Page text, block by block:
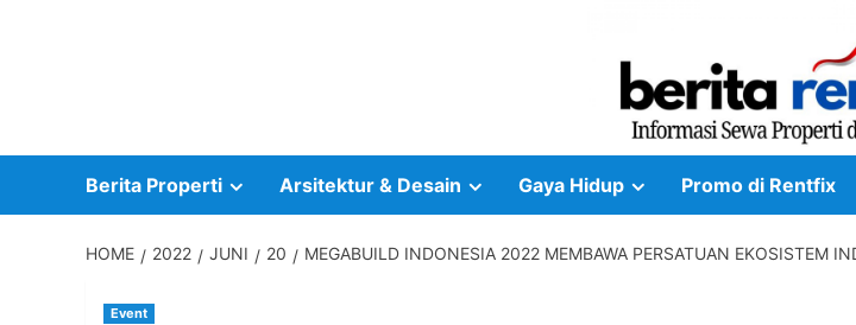
Berita Properti Arsitektur & Desain Gaya Hidup Promo di Rentfix
HOME 2022 JUNI 20 MEGABUILD INDONESIA 2022 MEMBAWA PERSATUAN EKOSISTEM
Event